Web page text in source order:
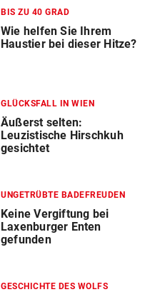
BIS ZU 40 GRAD
Wie helfen Sie Ihrem
Haustier bei dieser Hitze?
GLÜCKSFALL IN WIEN
Äußerst selten:
Leuzistische Hirschkuh
gesichtet
UNGETRÜBTE BADEFREUDEN
Keine Vergiftung bei
Laxenburger Enten
gefunden
GESCHICHTE DES WOLFS